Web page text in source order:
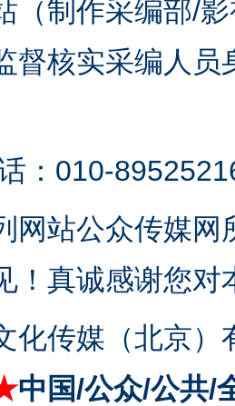
（制作采编部/
督核实采编人员
：010-
网站公众传媒
！真诚感谢您
化传媒（北京）
中国/公众/公共/
！ 谢
全局
今